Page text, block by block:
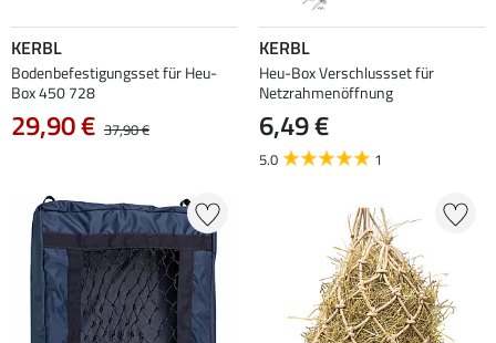
KERBL
Bodenbefestigungsset für Heu-
Box 450 728
29,90 € 37,90 €
KERBL
Heu-Box Verschlussset für
Netzrahmenöffnung
6,49 €
5.0 1